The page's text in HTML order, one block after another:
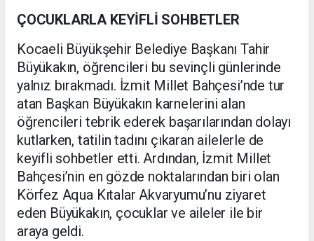
ÇOCUKLARLA KEYİFLİ SOHBETLER
Kocaeli Büyükşehir Belediye Başkanı Tahir
Büyükakın, öğrencileri bu sevinçli günlerinde
yalnız bırakmadı. İzmit Millet Bahçesi’nde tur
atan Başkan Büyükakın karnelerini alan
öğrencileri tebrik ederek başarılarından dolayı
kutlarken, tatilin tadını çıkaran ailelerle de
keyifli sohbetler etti. Ardından, İzmit Millet
Bahçesi’nin en gözde noktalarından biri olan
Körfez Aqua Kıtalar Akvaryumu’nu ziyaret
eden Büyükakın, çocuklar ve aileler ile bir
araya geldi.